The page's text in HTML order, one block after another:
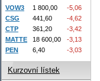
VOW3 1 800,00
-5,06
CSG
441,60
-4,62
CTP
361,20
-3,42
MATTE
18 600,00
-3,13
PEN
6,40 -3,03
Kurzovní lístek